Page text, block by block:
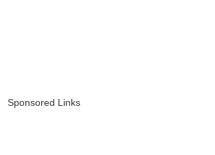
Sponsored Links